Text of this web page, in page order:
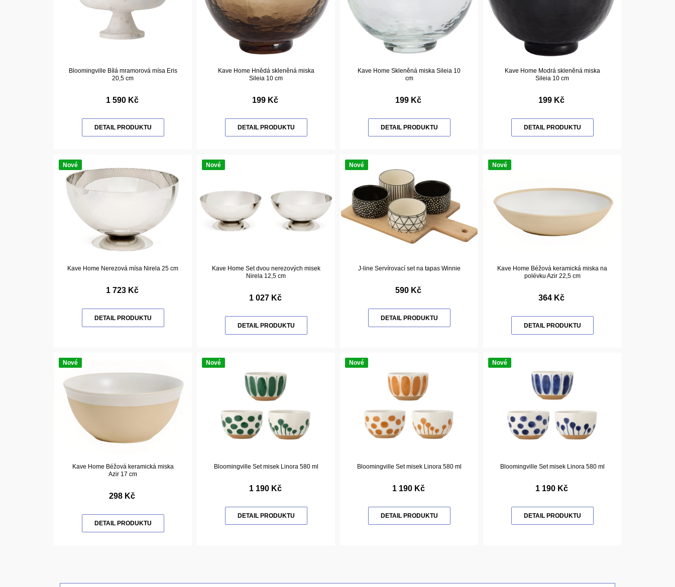
Bloomingville Bílá mramorová mísa Eris
20,5 cm
1 590 Kč
DETAIL PRODUKTU
Kave Home Hnědá skleněná miska
Sileia 10 cm
199 Kč
DETAIL PRODUKTU
Kave Home Skleněná miska Sileia 10
cm
199 Kč
DETAIL PRODUKTU
Kave Home Modrá skleněná miska
Sileia 10 cm
199 Kč
DETAIL PRODUKTU
Nové
Kave Home Nerezová mísa Nirela 25 cm
1 723 Kč
DETAIL PRODUKTU
Nové
Kave Home Set dvou nerezových misek
Nirela 12,5 cm
1 027 Kč
DETAIL PRODUKTU
Nové
J-line Servírovací set na tapas Winnie
590 Kč
DETAIL PRODUKTU
Nové
Kave Home Béžová keramická miska na
polévku Azir 22,5 cm
364 Kč
DETAIL PRODUKTU
Nové
Kave Home Béžová keramická miska
Azir 17 cm
298 Kč
DETAIL PRODUKTU
Nové
Bloomingville Set misek Linora 580 ml
1 190 Kč
DETAIL PRODUKTU
Nové
Bloomingville Set misek Linora 580 ml
1 190 Kč
DETAIL PRODUKTU
Nové
Bloomingville Set misek Linora 580 ml
1 190 Kč
DETAIL PRODUKTU